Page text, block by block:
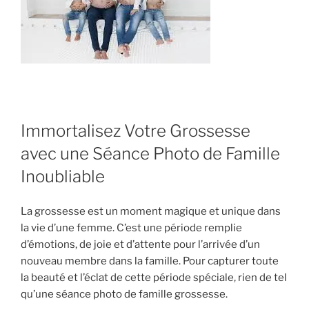
Immortalisez Votre Grossesse
avec une Séance Photo de Famille
Inoubliable
La grossesse est un moment magique et unique dans
la vie d’une femme. C’est une période remplie
d’émotions, de joie et d’attente pour l’arrivée d’un
nouveau membre dans la famille. Pour capturer toute
la beauté et l’éclat de cette période spéciale, rien de tel
qu’une séance photo de famille grossesse.